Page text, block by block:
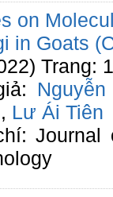
on
in Goats
Trang:
, Lư Ái Tiên
Journal